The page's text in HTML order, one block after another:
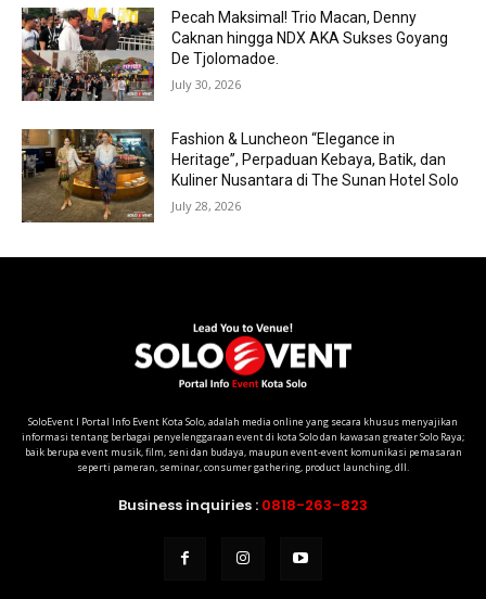
Pecah Maksimal! Trio Macan, Denny
Caknan hingga NDX AKA Sukses Goyang
De Tjolomadoe.
July 30, 2026
Fashion & Luncheon “Elegance in
Heritage”, Perpaduan Kebaya, Batik, dan
Kuliner Nusantara di The Sunan Hotel Solo
July 28, 2026
SoloEvent I Portal Info Event Kota Solo, adalah media online yang secara khusus menyajikan
informasi tentang berbagai penyelenggaraan event di kota Solo dan kawasan greater Solo Raya;
baik berupa event musik, film, seni dan budaya, maupun event-event komunikasi pemasaran
seperti pameran, seminar, consumer gathering, product launching, dll.
Business inquiries : 0818-263-823